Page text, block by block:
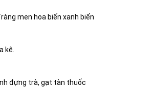
men hoa biến xanh biển
kê.
đựng trà, gạt tàn thuốc